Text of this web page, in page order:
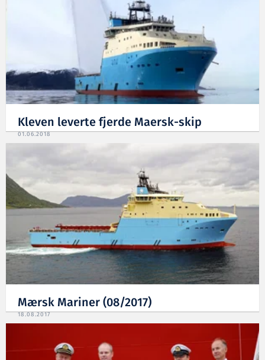
Kleven leverte fjerde Maersk-skip
01.06.2018
Mærsk Mariner (08/2017)
18.08.2017